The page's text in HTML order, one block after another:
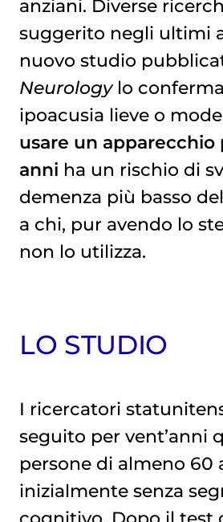
anziani. Diverse
suggerito negli ultimi
nuovo studio
Neurologylo
ipoacusia lieve o
usare un apparecchio
anni ha un rischio di
demenza più basso
a chi, pur avendo lo
non lo utilizza.
LO STUDIO
I ricercatori
seguito per vent’anni
persone di almeno 60
inizialmente senza